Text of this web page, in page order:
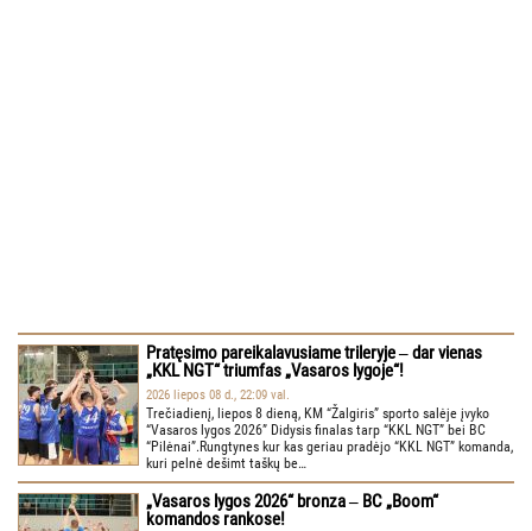
Pratęsimo pareikalavusiame trileryje ‒ dar vienas
„KKL NGT“ triumfas „Vasaros lygoje“!
2026 liepos 08 d., 22:09 val.
Trečiadienį, liepos 8 dieną, KM “Žalgiris” sporto salėje įvyko
“Vasaros lygos 2026” Didysis finalas tarp “KKL NGT” bei BC
“Pilėnai”.Rungtynes kur kas geriau pradėjo “KKL NGT” komanda,
kuri pelnė dešimt taškų be…
„Vasaros lygos 2026“ bronza ‒ BC „Boom“
komandos rankose!